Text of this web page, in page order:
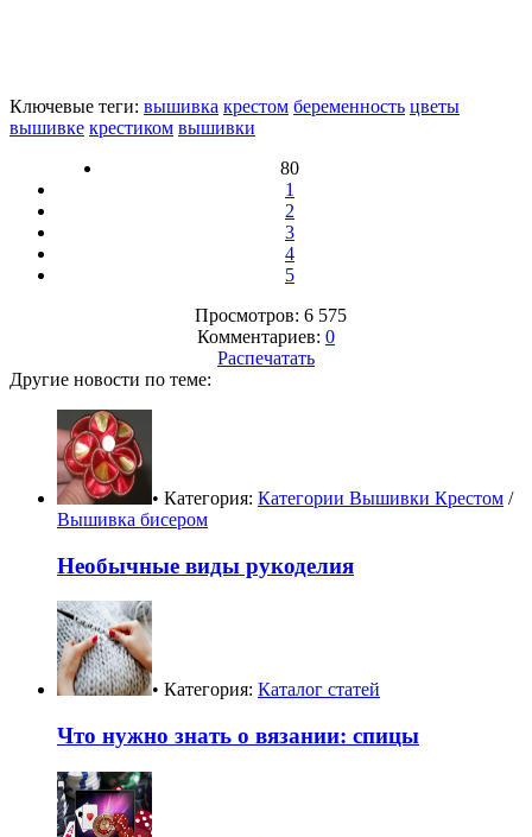
Ключевые теги: вышивка крестом беременность цветы
вышивке крестиком вышивки
80
1
2
3
4
5
Просмотров: 6 575
Комментариев: 0
Распечатать
Другие новости по теме:
• Категория: Категории Вышивки Крестом /
Вышивка бисером
Необычные виды рукоделия
• Категория: Каталог статей
Что нужно знать о вязании: спицы